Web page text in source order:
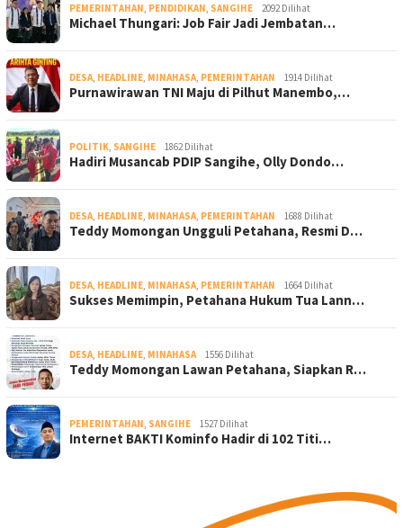
PEMERINTAHAN, PENDIDIKAN, SANGIHE 2092 Dilihat
Michael Thungari: Job Fair Jadi Jembatan…
DESA, HEADLINE, MINAHASA, PEMERINTAHAN 1914 Dilihat
Purnawirawan TNI Maju di Pilhut Manembo,…
POLITIK, SANGIHE 1862 Dilihat
Hadiri Musancab PDIP Sangihe, Olly Dondo…
DESA, HEADLINE, MINAHASA, PEMERINTAHAN 1688 Dilihat
Teddy Momongan Ungguli Petahana, Resmi D…
DESA, HEADLINE, MINAHASA, PEMERINTAHAN 1664 Dilihat
Sukses Memimpin, Petahana Hukum Tua Lann…
DESA, HEADLINE, MINAHASA 1556 Dilihat
Teddy Momongan Lawan Petahana, Siapkan R…
PEMERINTAHAN, SANGIHE 1527 Dilihat
Internet BAKTI Kominfo Hadir di 102 Titi…